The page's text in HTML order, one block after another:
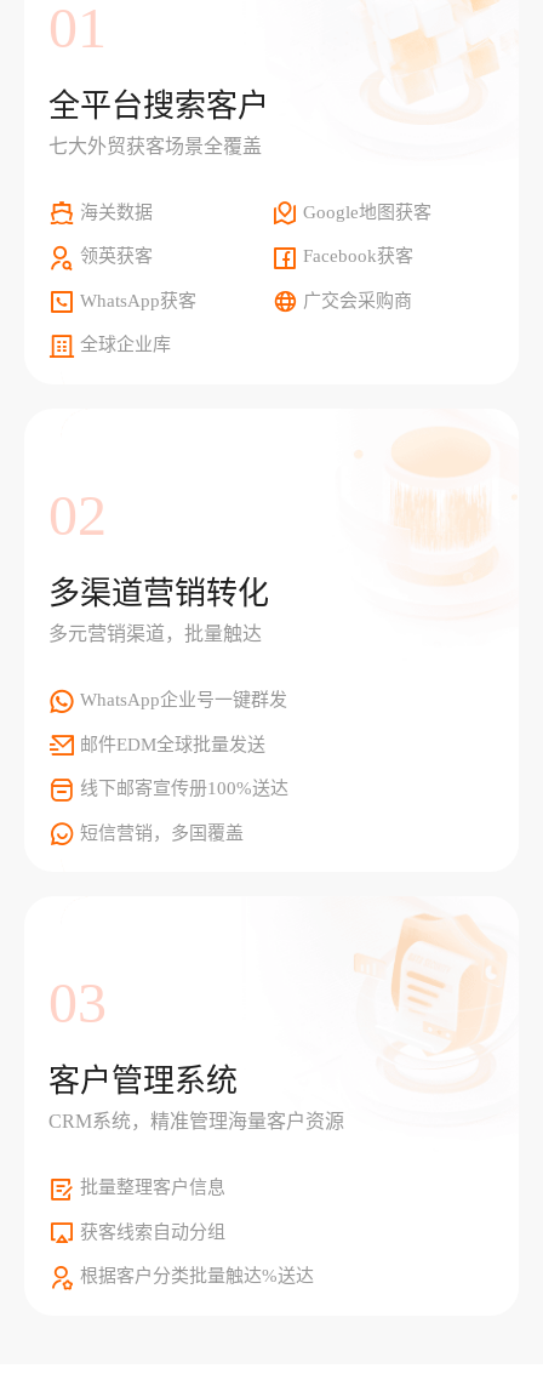
01
全平台搜索客户
七大外贸获客场景全覆盖
海关数据 Google地图获客
领英获客 Facebook获客
WhatsApp获客 广交会采购商
全球企业库
02
多渠道营销转化
多元营销渠道，批量触达
WhatsApp企业号一键群发
邮件EDM全球批量发送
线下邮寄宣传册100%送达
短信营销，多国覆盖
03
客户管理系统
CRM系统，精准管理海量客户资源
批量整理客户信息
获客线索自动分组
根据客户分类批量触达%送达